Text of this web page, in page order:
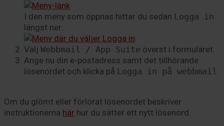
I den meny som öppnas hittar du sedan Logga in
längst ner:
Välj Webbmail / App Suite överst i formuläret.
Ange nu din e-postadress samt det tillhörande
lösenordet och klicka på Logga in på webbmail
Om du glömt eller förlorat lösenordet beskriver
instruktionerna här hur du sätter ett nytt lösenord.